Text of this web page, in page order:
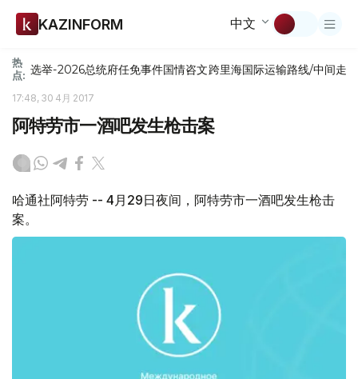
KAZINFORM 中文
热
点: 选举-2026总统府任免事件国情咨文跨里海国际运输路线/中间走廊
17:48, 30 4月 2017
阿特劳市一酒吧发生枪击案
哈通社阿特劳 -- 4月29日夜间，阿特劳市一酒吧发生枪击
案。